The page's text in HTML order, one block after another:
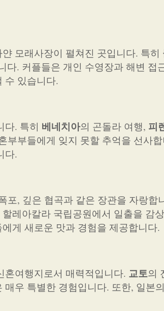
모래사장이 펼쳐진 곳입니다. 특히
다. 커플들은 개인 수영장과 해변 접
수 있습니다.
다. 특히 베네치아의 곤돌라 여행, 피
부부들에게 잊지 못할 추억을 선사합
다.
포, 깊은 협곡과 같은 장관을 자랑합
할레아칼라 국립공원에서 일출을 감
게 새로운 맛과 경험을 제공합니다.
혼여행지로서 매력적입니다. 교토의
매우 특별한 경험입니다. 또한, 일본